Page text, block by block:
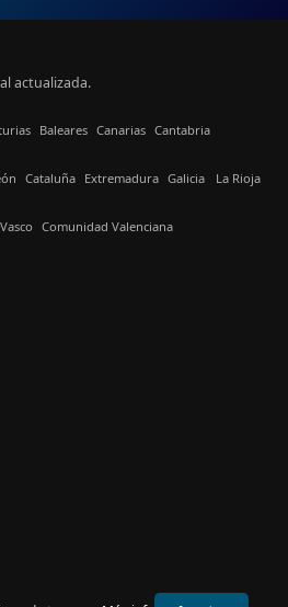
actualizada.
Baleares Canarias Cantabria
Cataluña Extremadura Galicia La Rioja
Comunidad Valenciana